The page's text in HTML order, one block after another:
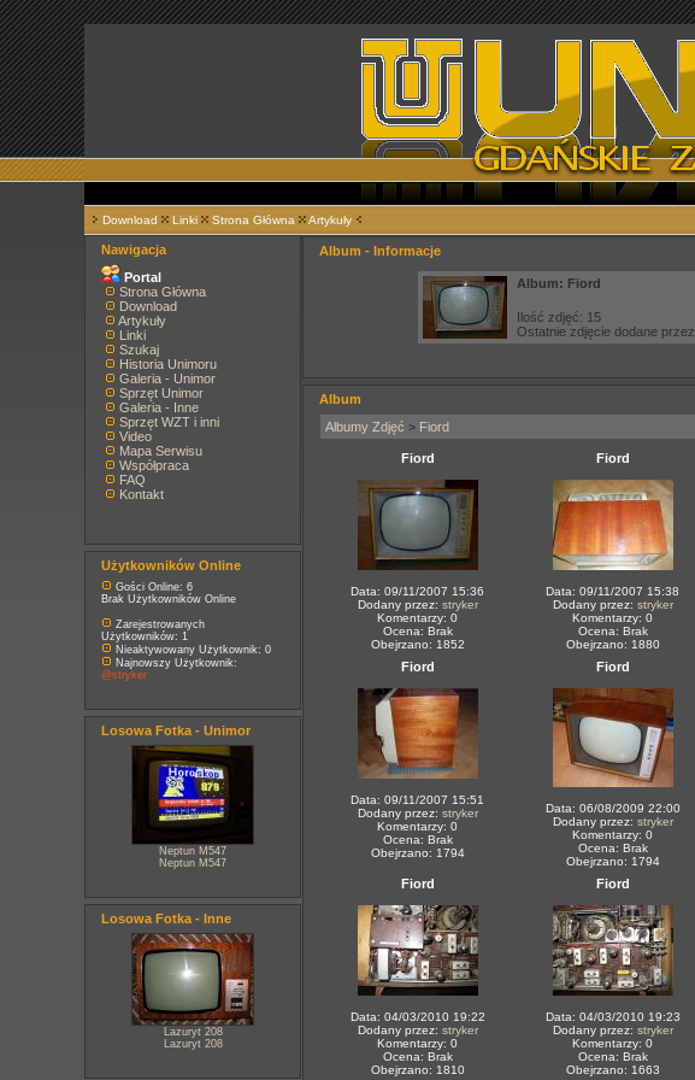
Download Linki Strona Główna Artykuły
Nawigacja
Portal
Strona Główna
Download
Artykuły
Linki
Szukaj
Historia Unimoru
Galeria - Unimor
Sprzęt Unimor
Galeria - Inne
Sprzęt WZT i inni
Video
Mapa Serwisu
Współpraca
FAQ
Kontakt
Użytkowników Online
Gości Online: 6
Brak Użytkowników Online
Zarejestrowanych
Użytkowników: 1
Nieaktywowany Użytkownik: 0
Najnowszy Użytkownik:
@stryker
Losowa Fotka - Unimor
Neptun M547
Neptun M547
Losowa Fotka - Inne
Lazuryt 208
Lazuryt 208
Album - Informacje
Album: Fiord
Ilość zdjęć: 15
Ostatnie zdjęcie dodane przez
Album
Albumy Zdjęć > Fiord
Fiord
Data: 09/11/2007 15:36
Dodany przez: stryker
Komentarzy: 0
Ocena: Brak
Obejrzano: 1852
Fiord
Data: 09/11/2007 15:38
Dodany przez: stryker
Komentarzy: 0
Ocena: Brak
Obejrzano: 1880
Fiord
Data: 09/11/2007 15:51
Dodany przez: stryker
Komentarzy: 0
Ocena: Brak
Obejrzano: 1794
Fiord
Data: 06/08/2009 22:00
Dodany przez: stryker
Komentarzy: 0
Ocena: Brak
Obejrzano: 1794
Fiord
Data: 04/03/2010 19:22
Dodany przez: stryker
Komentarzy: 0
Ocena: Brak
Obejrzano: 1810
Fiord
Data: 04/03/2010 19:23
Dodany przez: stryker
Komentarzy: 0
Ocena: Brak
Obejrzano: 1663